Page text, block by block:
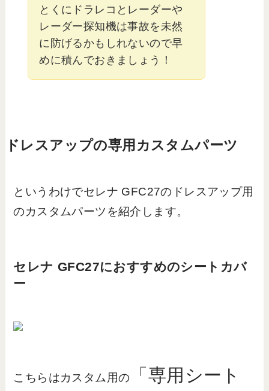
とくにドラレコとレーダーや
レーダー探知機は事故を未然
に防げるかもしれないので早
めに積んでおきましょう！
ドレスアップの専用カスタムパーツ
というわけでセレナ GFC27のドレスアップ用
のカスタムパーツを紹介します。
セレナ GFC27におすすめのシートカバ
ー
こちらはカスタム用の
「専用シート